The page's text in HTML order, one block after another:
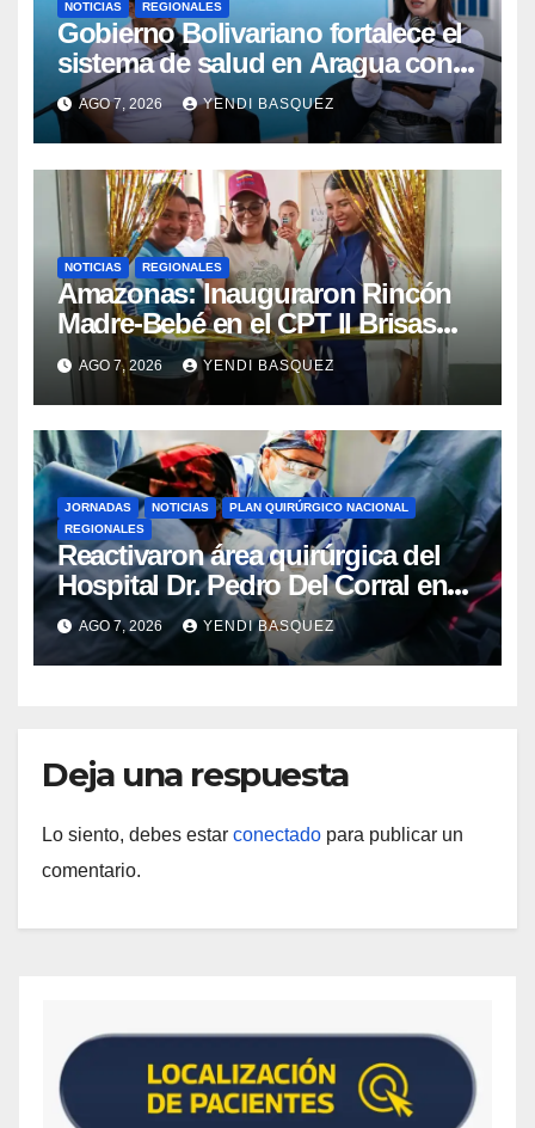
NOTICIAS REGIONALES
Gobierno Bolivariano fortalece el
sistema de salud en Aragua con
la reinauguración del CDI La Mora
AGO 7, 2026 YENDI BASQUEZ
NOTICIAS REGIONALES
​Amazonas: Inauguraron Rincón
Madre-Bebé en el CPT II Brisas
del Aeropuerto ​Inauguraron
Rincón
AGO 7, 2026 YENDI BASQUEZ
JORNADAS NOTICIAS
PLAN QUIRÚRGICO NACIONAL
REGIONALES
Reactivaron área quirúrgica del
Hospital Dr. Pedro Del Corral en
Guárico
AGO 7, 2026 YENDI BASQUEZ
Deja una respuesta
Lo siento, debes estar conectado para publicar un
comentario.